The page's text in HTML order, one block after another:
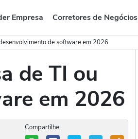
Empresa Corretores de Negócios
de software em 2026
de TI ou
em 2026
Compartilhe